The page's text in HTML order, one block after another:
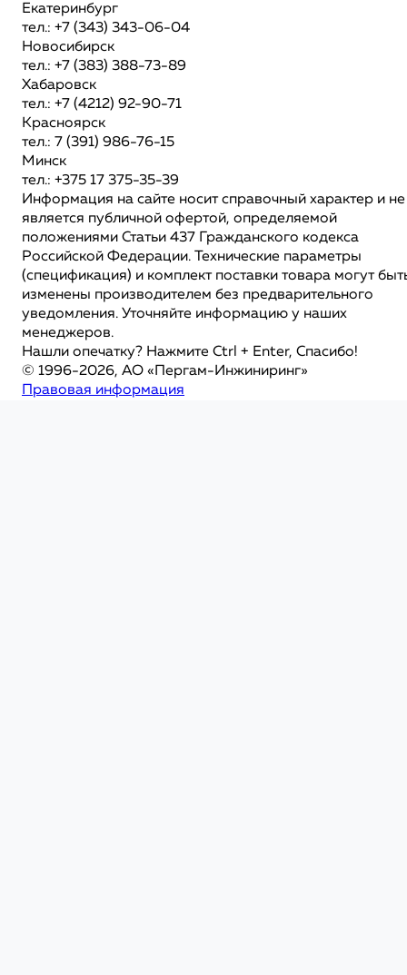
Екатеринбург
тел.: +7 (343) 343-06-04
Новосибирск
тел.: +7 (383) 388-73-89
Хабаровск
тел.: +7 (4212) 92-90-71
Красноярск
тел.: 7 (391) 986-76-15
Минск
тел.: +375 17 375-35-39
Информация на сайте носит справочный характер и не
является публичной офертой, определяемой
положениями Статьи 437 Гражданского кодекса
Российской Федерации. Технические параметры
(спецификация) и комплект поставки товара могут
изменены производителем без предварительного
уведомления. Уточняйте информацию у наших
менеджеров.
Нашли опечатку? Нажмите Ctrl + Enter, Спасибо!
© 1996-2026, АО «Пергам-Инжиниринг»
Правовая информация